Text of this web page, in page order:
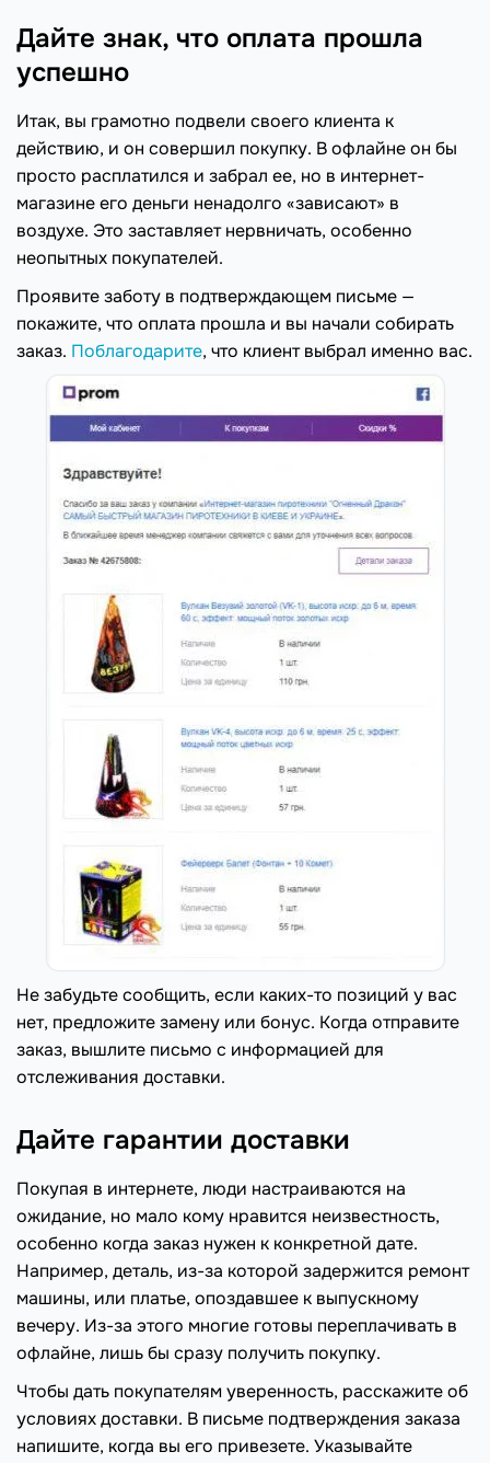
Дайте знак, что оплата прошла
успешно
Итак, вы грамотно подвели своего клиента к
действию, и он совершил покупку. В офлайне он бы
просто расплатился и забрал ее, но в интернет-
магазине его деньги ненадолго «зависают» в
воздухе. Это заставляет нервничать, особенно
неопытных покупателей.
Проявите заботу в подтверждающем письме —
покажите, что оплата прошла и вы начали собирать
заказ. Поблагодарите, что клиент выбрал именно вас.
Не забудьте сообщить, если каких-то позиций у вас
нет, предложите замену или бонус. Когда отправите
заказ, вышлите письмо с информацией для
отслеживания доставки.
Дайте гарантии доставки
Покупая в интернете, люди настраиваются на
ожидание, но мало кому нравится неизвестность,
особенно когда заказ нужен к конкретной дате.
Например, деталь, из-за которой задержится ремонт
машины, или платье, опоздавшее к выпускному
вечеру. Из-за этого многие готовы переплачивать в
офлайне, лишь бы сразу получить покупку.
Чтобы дать покупателям уверенность, расскажите об
условиях доставки. В письме подтверждения заказа
напишите, когда вы его привезете. Указывайте